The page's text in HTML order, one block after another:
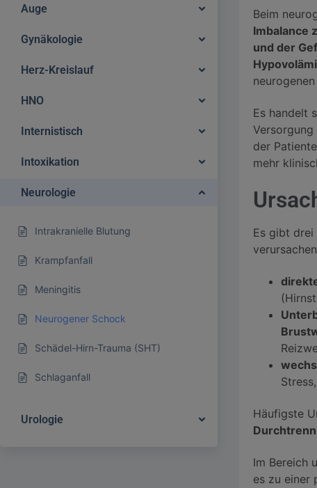
Auge
Gynäkologie
Herz-Kreislauf
HNO
Internistisch
Intoxikation
Neurologie
Intrakranielle Blutung
Krampfanfall
Meningitis
Neurogener Schock
Schädel-Hirn-Trauma (SHT)
Schlaganfall
Urologie
Beim
Imbalance
und der
Es handelt
der
mehr
Es gibt drei
Häufigste
Im Bereich
es zu einer